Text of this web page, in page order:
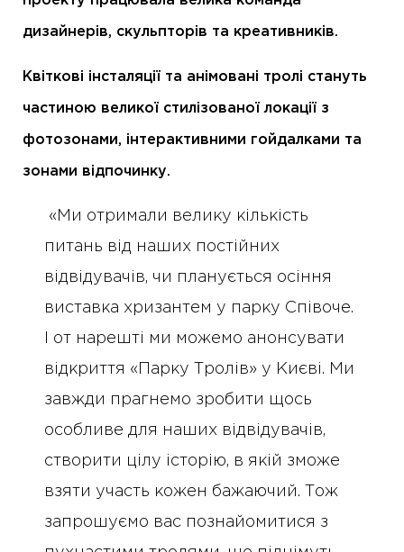
дизайнерів, скульпторів та креативників.
Квіткові інсталяції та анімовані тролі стануть
частиною великої стилізованої локації з
фотозонами, інтерактивними гойдалками та
зонами відпочинку.
«Ми отримали велику кількість
питань від наших постійних
відвідувачів, чи планується осіння
виставка хризантем у парку Співоче.
І от нарешті ми можемо анонсувати
відкриття «Парку Тролів» у Києві. Ми
завжди прагнемо зробити щось
особливе для наших відвідувачів,
створити цілу історію, в якій зможе
взяти участь кожен бажаючий. Тож
запрошуємо вас познайомитися з